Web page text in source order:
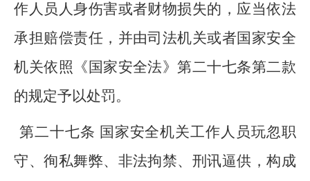
作人员人身伤害或者财物损失的，应当依法
承担赔偿责任，并由司法机关或者国家安全
机关依照《国家安全法》第二十七条第二款
的规定予以处罚。
第二十七条 国家安全机关工作人员玩忽职
守、徇私舞弊、非法拘禁、刑讯逼供，构成